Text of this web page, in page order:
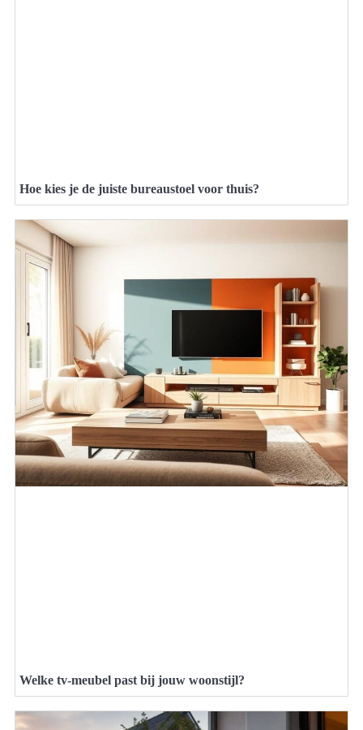
Hoe kies je de juiste bureaustoel voor thuis?
Welke tv-meubel past bij jouw woonstijl?